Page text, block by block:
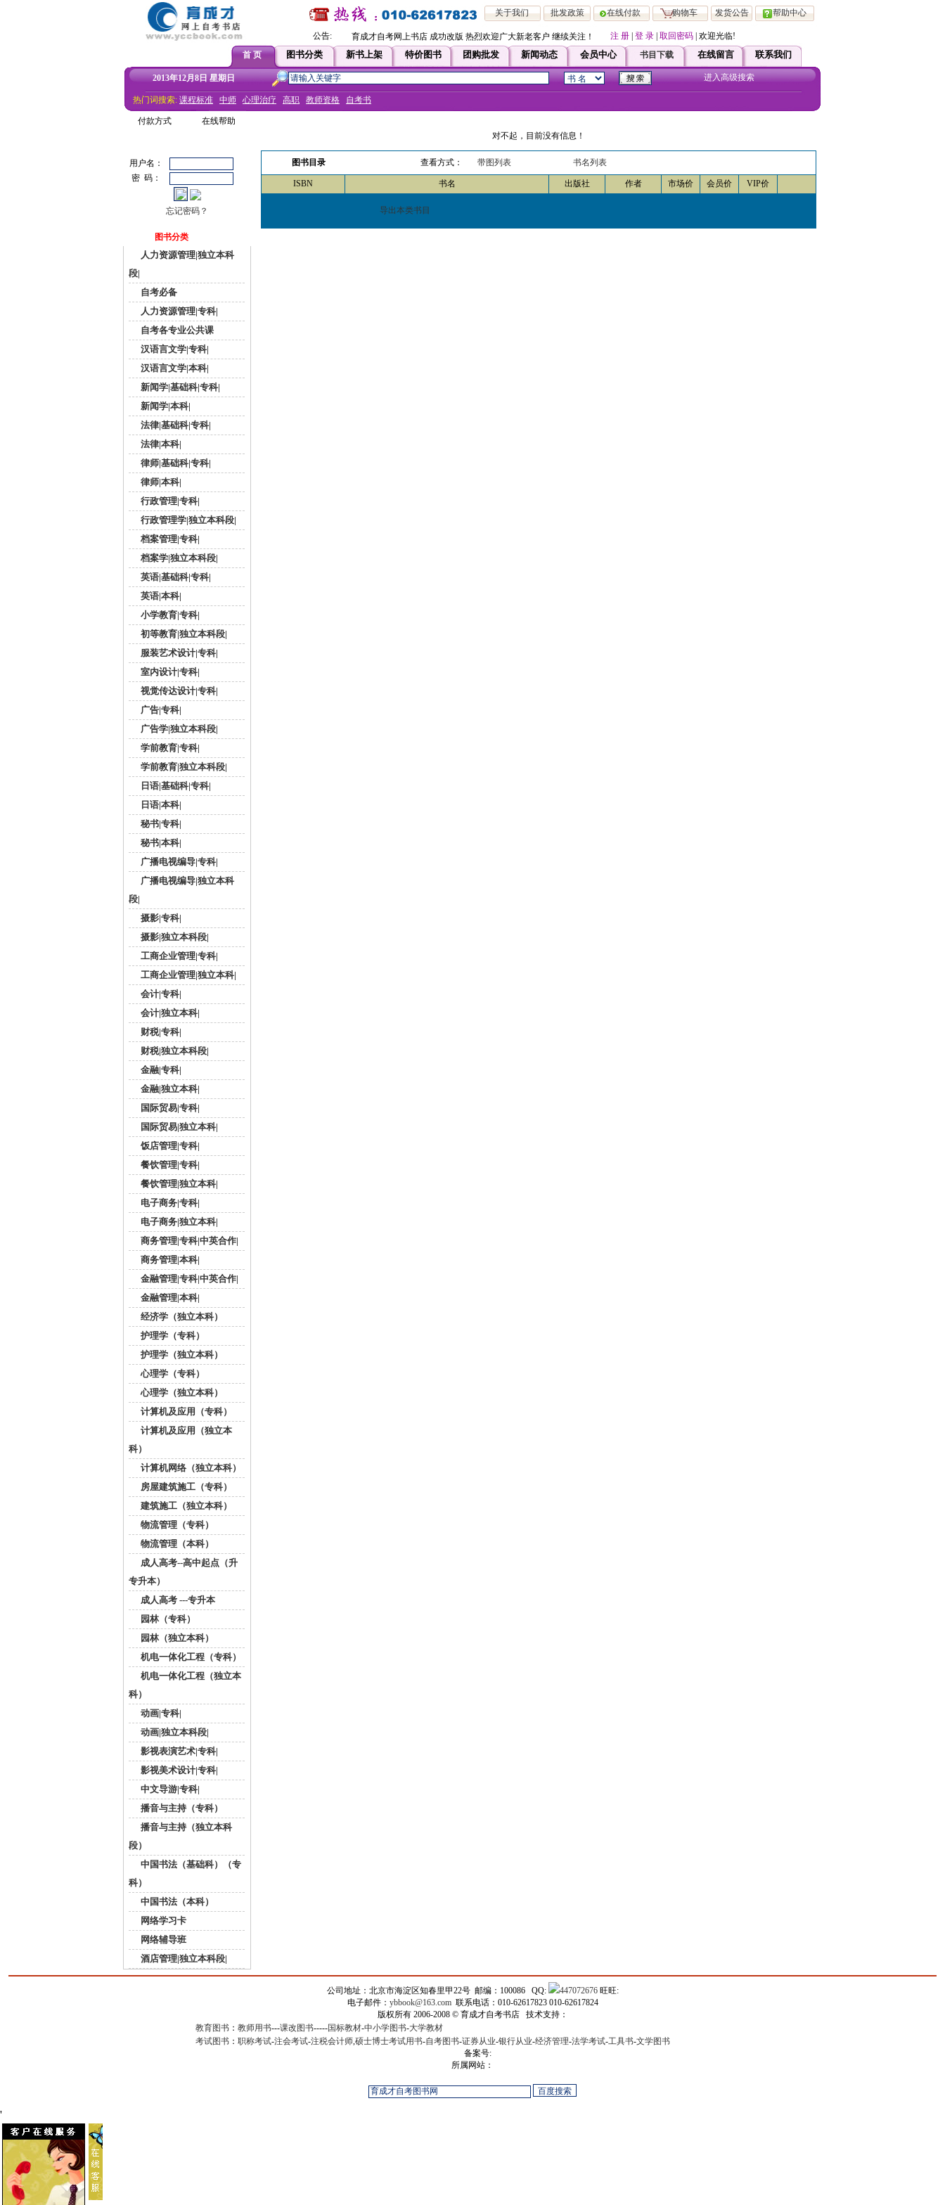
关于我们 批发政策 在线付款 购物车 发货公告 帮助中心
公告: 育成才自考网上书店 成功改版 热烈欢迎广大新老客户 继续关注！！即日起，凡在本站注册会员 均可直接享受ViP 服务！如有疑问请直接跟客服联系！
注 册 登 录 取回密码 | 欢迎光临!
首 页
图书分类 新书上架 特价图书 团购批发 新闻动态 会员中心 书目下载 在线留言 联系我们
2013年12月8日 星期日 进入高级搜索
热门词搜索: 课程标准 中师 心理治疗 高职 教师资格 自考书
付款方式 在线帮助
用户名：
密 码：
忘记密码？
图书分类
人力资源管理|独立本科
段|
自考必备
人力资源管理|专科|
自考各专业公共课
汉语言文学|专科|
汉语言文学|本科|
新闻学|基础科|专科|
新闻学|本科|
法律|基础科|专科|
法律|本科|
律师|基础科|专科|
律师|本科|
行政管理|专科|
行政管理学|独立本科段|
档案管理|专科|
档案学|独立本科段|
英语|基础科|专科|
英语|本科|
小学教育|专科|
初等教育|独立本科段|
服装艺术设计|专科|
室内设计|专科|
视觉传达设计|专科|
广告|专科|
广告学|独立本科段|
学前教育|专科|
学前教育|独立本科段|
日语|基础科|专科|
日语|本科|
秘书|专科|
秘书|本科|
广播电视编导|专科|
广播电视编导|独立本科
段|
摄影|专科|
摄影|独立本科段|
工商企业管理|专科|
工商企业管理|独立本科|
会计|专科|
会计|独立本科|
财税|专科|
财税|独立本科段|
金融|专科|
金融|独立本科|
国际贸易|专科|
国际贸易|独立本科|
饭店管理|专科|
餐饮管理|专科|
餐饮管理|独立本科|
电子商务|专科|
电子商务|独立本科|
商务管理|专科|中英合作|
商务管理|本科|
金融管理|专科|中英合作|
金融管理|本科|
经济学（独立本科）
护理学（专科）
护理学（独立本科）
心理学（专科）
心理学（独立本科）
计算机及应用（专科）
计算机及应用（独立本
科）
计算机网络（独立本科）
房屋建筑施工（专科）
建筑施工（独立本科）
物流管理（专科）
物流管理（本科）
成人高考--高中起点（升
专升本）
成人高考 ---专升本
园林（专科）
园林（独立本科）
机电一体化工程（专科）
机电一体化工程（独立本
科）
动画|专科|
动画|独立本科段|
影视表演艺术|专科|
影视美术设计|专科|
中文导游|专科|
播音与主持（专科）
播音与主持（独立本科
段）
中国书法（基础科）（专
科）
中国书法（本科）
网络学习卡
网络辅导班
酒店管理|独立本科段|
对不起，目前没有信息！
图书目录 查看方式： 带图列表 书名列表
ISBN 书名 出版社 作者 市场价 会员价 VIP价
导出本类书目
公司地址：北京市海淀区知春里甲22号 邮编：100086 QQ: 447072676旺旺:
电子邮件： ybbook@163.com 联系电话：010-62617823 010-62617824
版权所有 2006-2008 © 育成才自考书店 技术支持：
教育图书 ： 教师用书---课改图书-----国标教材-中小学图书-大学教材
考试图书 ： 职称考试-注会考试-注税会计师,硕士博士考试用书-自考图书-证券从业-银行从业-经济管理-法学考试-工具书-文学图书
备案号:
所属网站：
'